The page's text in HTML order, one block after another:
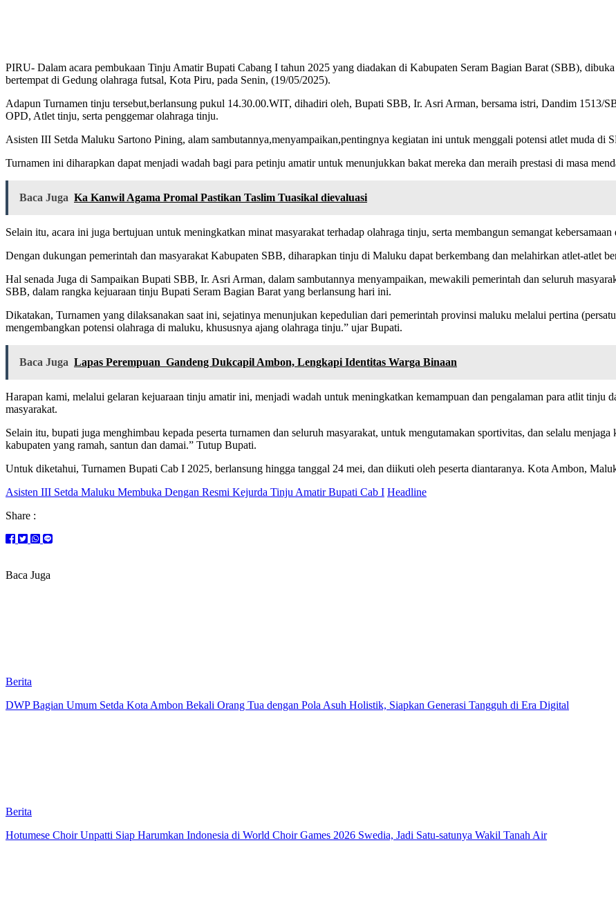
PIRU- Dalam acara pembukaan Tinju Amatir Bupati Cabang I tahun 2025 yang diadakan di Kabupaten Seram Bagian Barat (SBB),
bertempat di Gedung olahraga futsal, Kota Piru, pada Senin, (19/05/2025).
Adapun Turnamen tinju tersebut,berlansung pukul 14.30.00.WIT, dihadiri oleh, Bupati SBB, Ir. Asri Arman, bersama istri, Dandim 1513/
OPD, Atlet tinju, serta penggemar olahraga tinju.
Asisten III Setda Maluku Sartono Pining, alam sambutannya,menyampaikan,pentingnya kegiatan ini untuk menggali potensi atlet muda di
Turnamen ini diharapkan dapat menjadi wadah bagi para petinju amatir untuk menunjukkan bakat mereka dan meraih prestasi di masa
Baca Juga Ka Kanwil Agama Promal Pastikan Taslim Tuasikal dievaluasi
Selain itu, acara ini juga bertujuan untuk meningkatkan minat masyarakat terhadap olahraga tinju, serta membangun semangat kebersamaan
Dengan dukungan pemerintah dan masyarakat Kabupaten SBB, diharapkan tinju di Maluku dapat berkembang dan melahirkan atlet-atlet
Hal senada Juga di Sampaikan Bupati SBB, Ir. Asri Arman, dalam sambutannya menyampaikan, mewakili pemerintah dan seluruh
SBB, dalam rangka kejuaraan tinju Bupati Seram Bagian Barat yang berlansung hari ini.
Dikatakan, Turnamen yang dilaksanakan saat ini, sejatinya menunjukan kepedulian dari pemerintah provinsi maluku melalui pertina
mengembangkan potensi olahraga di maluku, khususnya ajang olahraga tinju.” ujar Bupati.
Baca Juga Lapas Perempuan Gandeng Dukcapil Ambon, Lengkapi Identitas Warga Binaan
Harapan kami, melalui gelaran kejuaraan tinju amatir ini, menjadi wadah untuk meningkatkan kemampuan dan pengalaman para atlit tinju
masyarakat.
Selain itu, bupati juga menghimbau kepada peserta turnamen dan seluruh masyarakat, untuk mengutamakan sportivitas, dan selalu
kabupaten yang ramah, santun dan damai.” Tutup Bupati.
Untuk diketahui, Turnamen Bupati Cab I 2025, berlansung hingga tanggal 24 mei, dan diikuti oleh peserta diantaranya. Kota Ambon,
Asisten III Setda Maluku Membuka Dengan Resmi Kejurda Tinju Amatir Bupati Cab I Headline
Share :
Baca Juga
Berita
DWP Bagian Umum Setda Kota Ambon Bekali Orang Tua dengan Pola Asuh Holistik, Siapkan Generasi Tangguh di Era Digital
Berita
Hotumese Choir Unpatti Siap Harumkan Indonesia di World Choir Games 2026 Swedia, Jadi Satu-satunya Wakil Tanah Air